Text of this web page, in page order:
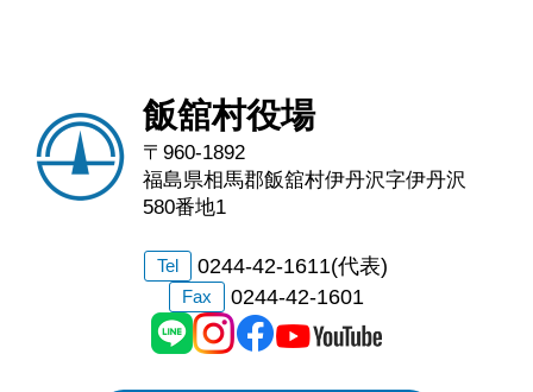
飯舘村役場
〒960-1892
福島県相馬郡飯舘村伊丹沢字伊丹沢
580番地1
Tel 0244-42-1611(代表)
Fax 0244-42-1601